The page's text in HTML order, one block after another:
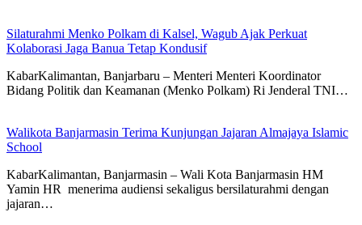
Silaturahmi Menko Polkam di Kalsel, Wagub Ajak Perkuat
Kolaborasi Jaga Banua Tetap Kondusif
KabarKalimantan, Banjarbaru – Menteri Menteri Koordinator
Bidang Politik dan Keamanan (Menko Polkam) Ri Jenderal TNI…
Walikota Banjarmasin Terima Kunjungan Jajaran Almajaya Islamic
School
KabarKalimantan, Banjarmasin – Wali Kota Banjarmasin HM
Yamin HR menerima audiensi sekaligus bersilaturahmi dengan
jajaran…